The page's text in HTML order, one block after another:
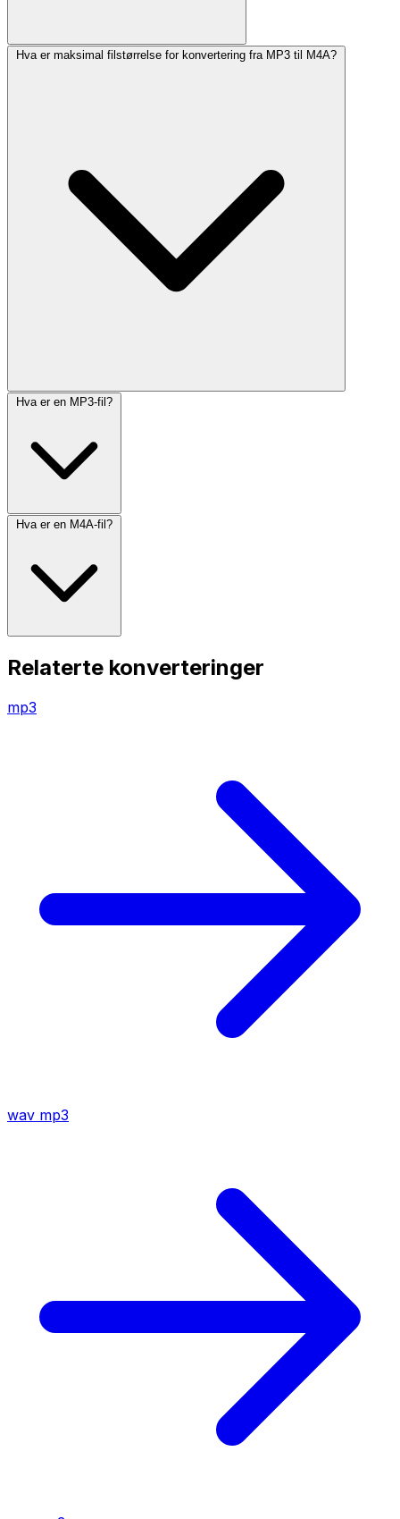
Hva er maksimal filstørrelse for konvertering fra MP3 til M4A?
Hva er en MP3-fil?
Hva er en M4A-fil?
Relaterte konverteringer
mp3
wav mp3